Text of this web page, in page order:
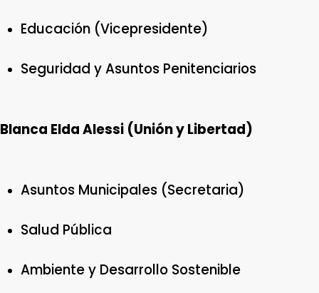
Educación (Vicepresidente)
Seguridad y Asuntos Penitenciarios
Blanca Elda Alessi (Unión y Libertad)
Asuntos Municipales (Secretaria)
Salud Pública
Ambiente y Desarrollo Sostenible